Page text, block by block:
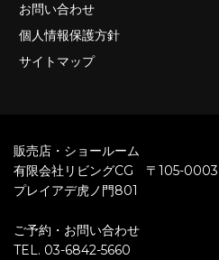
お問い合わせ
個人情報保護方針
サイトマップ
販売店・ショールーム
有限会社リビングCG 〒105-
プレイアデ虎ノ門801
ご予約・お問い合わせ
TEL. 03-6842-5660